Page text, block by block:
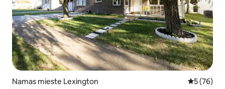
Namas mieste Lexington Vidutinis
5 (76)